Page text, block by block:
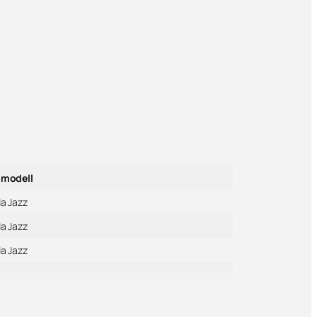
Jazz
Jazz
Jazz